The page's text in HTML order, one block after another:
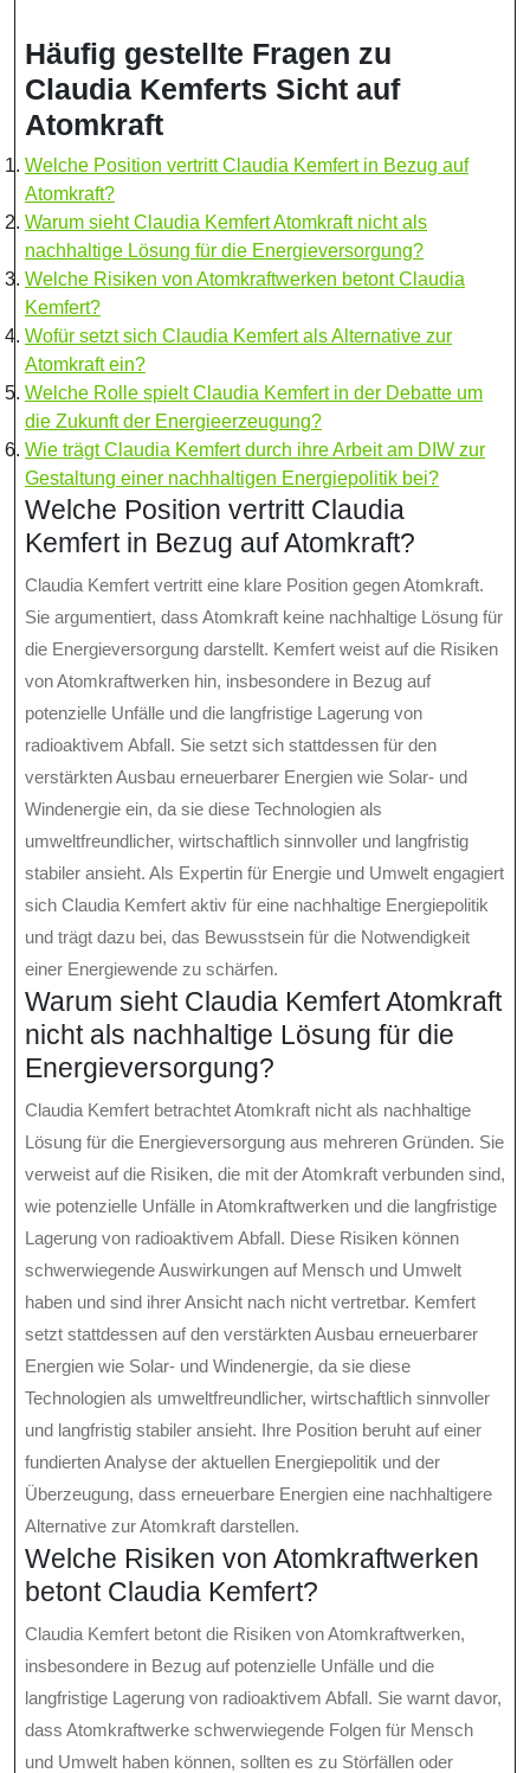
Häufig gestellte Fragen zu
Claudia Kemferts Sicht auf
Atomkraft
Welche Position vertritt Claudia Kemfert in Bezug auf
Atomkraft?
Warum sieht Claudia Kemfert Atomkraft nicht als
nachhaltige Lösung für die Energieversorgung?
Welche Risiken von Atomkraftwerken betont Claudia
Kemfert?
Wofür setzt sich Claudia Kemfert als Alternative zur
Atomkraft ein?
Welche Rolle spielt Claudia Kemfert in der Debatte um
die Zukunft der Energieerzeugung?
Wie trägt Claudia Kemfert durch ihre Arbeit am DIW zur
Gestaltung einer nachhaltigen Energiepolitik bei?
Welche Position vertritt Claudia
Kemfert in Bezug auf Atomkraft?
Claudia Kemfert vertritt eine klare Position gegen Atomkraft.
Sie argumentiert, dass Atomkraft keine nachhaltige Lösung für
die Energieversorgung darstellt. Kemfert weist auf die Risiken
von Atomkraftwerken hin, insbesondere in Bezug auf
potenzielle Unfälle und die langfristige Lagerung von
radioaktivem Abfall. Sie setzt sich stattdessen für den
verstärkten Ausbau erneuerbarer Energien wie Solar- und
Windenergie ein, da sie diese Technologien als
umweltfreundlicher, wirtschaftlich sinnvoller und langfristig
stabiler ansieht. Als Expertin für Energie und Umwelt engagiert
sich Claudia Kemfert aktiv für eine nachhaltige Energiepolitik
und trägt dazu bei, das Bewusstsein für die Notwendigkeit
einer Energiewende zu schärfen.
Warum sieht Claudia Kemfert Atomkraft
nicht als nachhaltige Lösung für die
Energieversorgung?
Claudia Kemfert betrachtet Atomkraft nicht als nachhaltige
Lösung für die Energieversorgung aus mehreren Gründen. Sie
verweist auf die Risiken, die mit der Atomkraft verbunden sind,
wie potenzielle Unfälle in Atomkraftwerken und die langfristige
Lagerung von radioaktivem Abfall. Diese Risiken können
schwerwiegende Auswirkungen auf Mensch und Umwelt
haben und sind ihrer Ansicht nach nicht vertretbar. Kemfert
setzt stattdessen auf den verstärkten Ausbau erneuerbarer
Energien wie Solar- und Windenergie, da sie diese
Technologien als umweltfreundlicher, wirtschaftlich sinnvoller
und langfristig stabiler ansieht. Ihre Position beruht auf einer
fundierten Analyse der aktuellen Energiepolitik und der
Überzeugung, dass erneuerbare Energien eine nachhaltigere
Alternative zur Atomkraft darstellen.
Welche Risiken von Atomkraftwerken
betont Claudia Kemfert?
Claudia Kemfert betont die Risiken von Atomkraftwerken,
insbesondere in Bezug auf potenzielle Unfälle und die
langfristige Lagerung von radioaktivem Abfall. Sie warnt davor,
dass Atomkraftwerke schwerwiegende Folgen für Mensch
und Umwelt haben können, sollten es zu Störfällen oder